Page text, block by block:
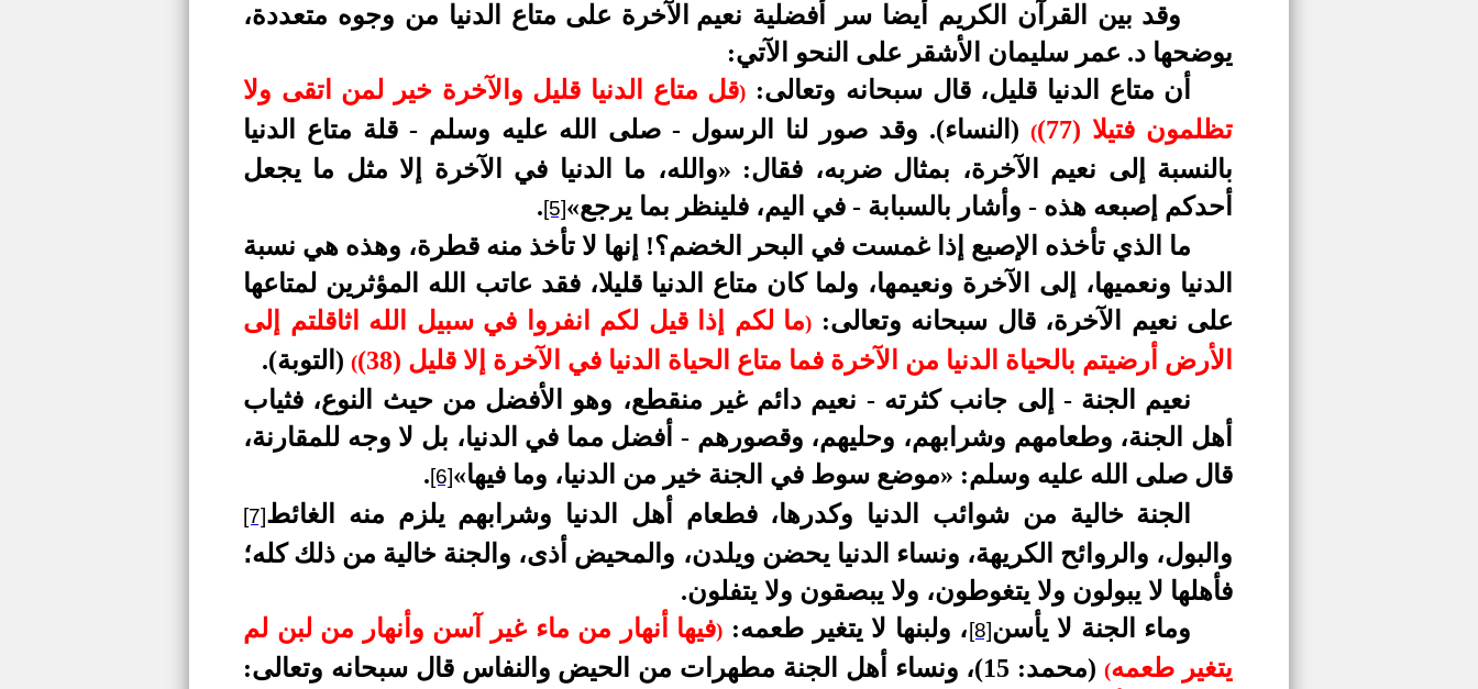
وقد بين القرآن الكريم أيضا سر أفضلية نعيم الآخرة على متاع الدنيا من وجوه متعددة،
يوضحها د. عمر سليمان الأشقر على النحو الآتي:
أن متاع الدنيا قليل، قال سبحانه وتعالى: )قل متاع الدنيا قليل والآخرة خير لمن اتقى ولا
تظلمون فتيلا (77)
((النساء). وقد صور لنا الرسول - صلى الله عليه وسلم - قلة متاع الدنيا
بالنسبة إلى نعيم الآخرة، بمثال ضربه، فقال: «والله، ما الدنيا في الآخرة إلا مثل ما يجعل
أحدكم إصبعه هذه - وأشار بالسبابة - في اليم، فلينظر بما يرجع»
[5]
.
ما الذي تأخذه الإصبع إذا غمست في البحر الخضم؟! إنها لا تأخذ منه قطرة، وهذه هي نسبة
الدنيا ونعميها، إلى الآخرة ونعيمها، ولما كان متاع الدنيا قليلا، فقد عاتب الله المؤثرين لمتاعها
على نعيم الآخرة، قال سبحانه وتعالى: )ما لكم إذا قيل لكم انفروا في سبيل الله اثاقلتم إلى
الأرض أرضيتم بالحياة الدنيا من الآخرة فما متاع الحياة الدنيا في الآخرة إلا قليل (38)
( (التوبة).
نعيم الجنة - إلى جانب كثرته - نعيم دائم غير منقطع، وهو الأفضل من حيث النوع، فثياب
أهل الجنة، وطعامهم وشرابهم، وحليهم، وقصورهم - أفضل مما في الدنيا، بل لا وجه للمقارنة،
قال صلى الله عليه وسلم: «موضع سوط في الجنة خير من الدنيا، وما فيها»[6]
.
الجنة خالية من شوائب الدنيا وكدرها، فطعام أهل الدنيا وشرابهم يلزم منه الغائط[7]
والبول، والروائح الكريهة، ونساء الدنيا يحضن ويلدن، والمحيض أذى، والجنة خالية من ذلك كله؛
فأهلها لا يبولون ولا يتغوطون، ولا يبصقون ولا يتفلون.
وماء الجنة لا يأسن[8] ، ولبنها لا يتغير طعمه: )فيها أنهار من ماء غير آسن وأنهار من لبن لم
يتغير طعمه((محمد: 15)، ونساء أهل الجنة مطهرات من الحيض والنفاس قال سبحانه وتعالى: